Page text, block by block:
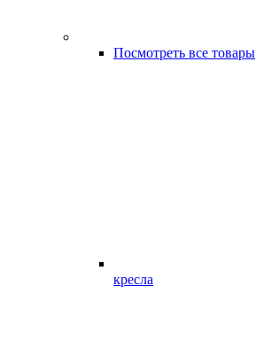
Посмотреть все товары
кресла